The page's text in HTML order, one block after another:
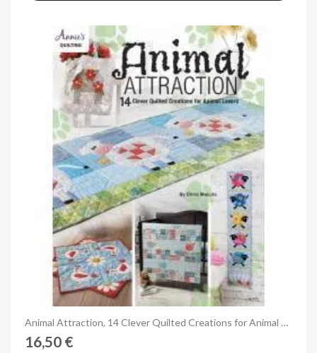
Anteprima Animal Attraction, 14 Clever Quilted Creations for Animal Lovers
16,50 €